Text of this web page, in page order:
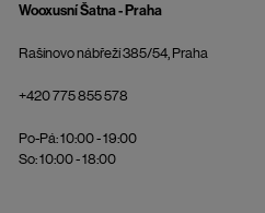
Wooxusní Šatna - Praha
Rašínovo nábřeží 385/54, Praha
+420 775 855 578
Po-Pá: 10:00 - 19:00
So: 10:00 - 18:00